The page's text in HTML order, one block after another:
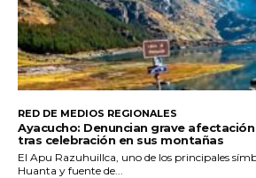
RED DE MEDIOS REGIONALES
Ayacucho: Denuncian grave
tras celebración en sus montañas
El Apu Razuhuillca, uno de los principales
Huanta y fuente de...